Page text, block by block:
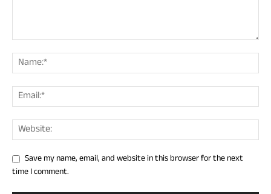
Save my name, email, and website in this browser for the next
time I comment.